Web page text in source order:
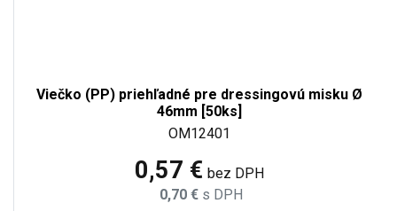
Viečko (PP) priehľadné pre dressingovú misku Ø
46mm [50ks]
OM12401
0,57 € bez DPH
0,70 € s DPH